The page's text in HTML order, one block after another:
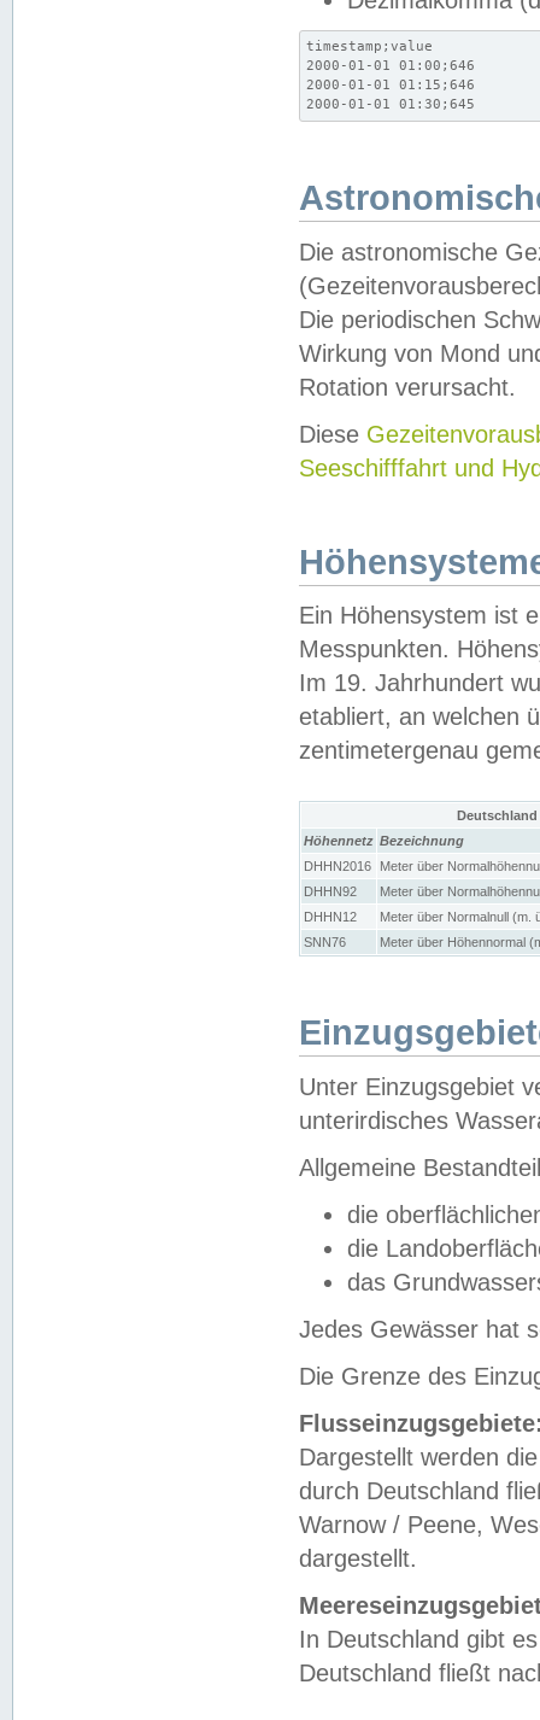
timestamp;value
2000-01-01 01:00;646
2000-01-01 01:15;646
2000-01-01 01:30;645
Die astronomische
Die periodischen
Wirkung von Mond
Rotation verursacht.
Diese
Seeschifffahrt und
Ein Höhensystem ist
Messpunkten.
Im 19. Jahrhundert
etabliert, an welchen
zentimetergenau
Höhennetz Bezeichnung
DHHN2016
Meter über
DHHN92
Meter über
DHHN12
Meter über Normalnull (m.
SNN76
Meter über Höhennormal
Unter Einzugsgebiet
unterirdisches
Allgemeine
die
die
das
Jedes Gewässer hat
Die Grenze des
Dargestellt werden
durch Deutschland
Warnow / Peene,
dargestellt.
In Deutschland gibt
Deutschland fließt